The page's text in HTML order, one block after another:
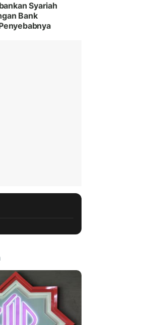
Syariah
Bank